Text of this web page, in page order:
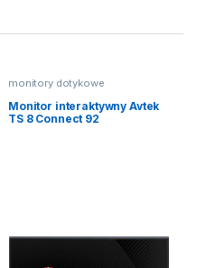
monitory dotykowe
Monitor interaktywny Avtek
TS 8 Connect 92